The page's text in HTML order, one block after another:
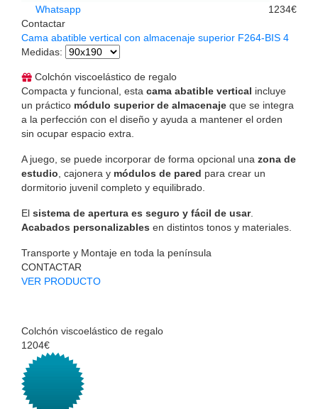
Whatsapp
Contactar
1234€
Cama abatible vertical con almacenaje superior F264-BIS 4
Medidas:
Colchón viscoelástico de regalo
Compacta y funcional, esta cama abatible vertical incluye
un práctico módulo superior de almacenaje que se integra
a la perfección con el diseño y ayuda a mantener el orden
sin ocupar espacio extra.
A juego, se puede incorporar de forma opcional una zona de
estudio , cajonera y módulos de pared para crear un
dormitorio juvenil completo y equilibrado.
El sistema de apertura es seguro y fácil de usar.
Acabados personalizables en distintos tonos y materiales.
Transporte y Montaje en toda la península
CONTACTAR
VER PRODUCTO
Colchón viscoelástico de regalo
1204€